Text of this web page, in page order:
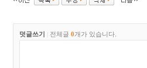
덧글쓰기 전체글 0개가 있습니다.